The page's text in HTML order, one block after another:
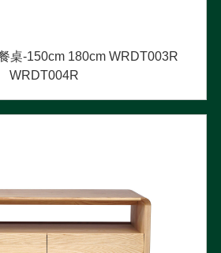
桌-150cm 180cm WRDT003R
WRDT004R